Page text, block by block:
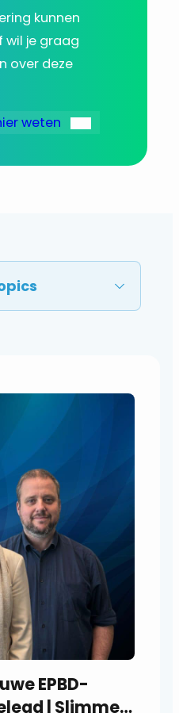
kunnen
wil je graag
over deze
weten
EPBD-
| Slimme